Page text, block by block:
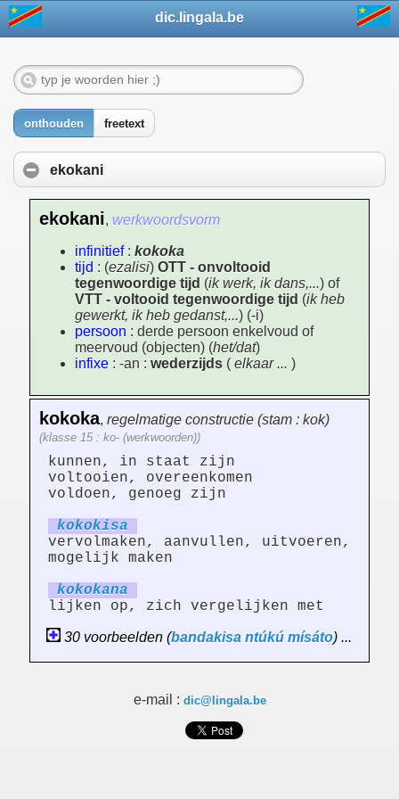
dic.lingala.be
onthouden freetext
ekokani
ekokani, werkwoordsvorm
infinitief: kokoka
tijd : (ezalisi) OTT - onvoltooid
tegenwoordige tijd (ik werk, ik dans,...) of
VTT - voltooid tegenwoordige tijd (ik heb
gewerkt, ik heb gedanst,...) (-i)
persoon : derde persoon enkelvoud of
meervoud (objecten) (het/dat)
infixe : -an : wederzijds ( elkaar ... )
kokoka, regelmatige constructie (stam : kok)
(klasse 15 : ko- (werkwoorden))
kunnen, in staat zijn
voltooien, overeenkomen
voldoen, genoeg zijn
kokokisa
vervolmaken, aanvullen, uitvoeren,
mogelijk maken
kokokana
lijken op, zich vergelijken met
30 voorbeelden (bandakisa ntúkú mísáto) ...
e-mail : dic@lingala.be